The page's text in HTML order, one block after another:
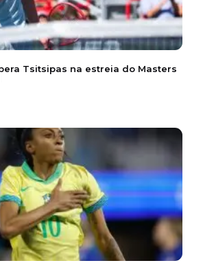
Tsitsipas na estreia do Masters